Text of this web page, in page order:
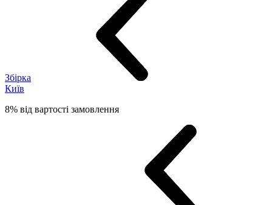
Збірка
Київ
8% від вартості замовлення